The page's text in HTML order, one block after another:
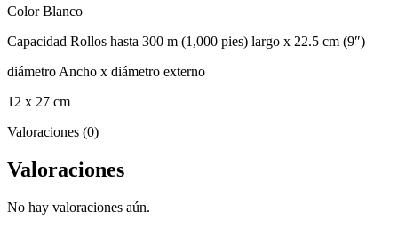
Color Blanco
Capacidad Rollos hasta 300 m (1,000 pies) largo x 22.5 cm (9″)
diámetro Ancho x diámetro externo
12 x 27 cm
Valoraciones (0)
Valoraciones
No hay valoraciones aún.